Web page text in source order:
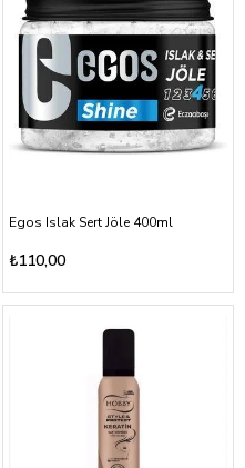
Egos Islak Sert Jöle 400ml
₺110,00